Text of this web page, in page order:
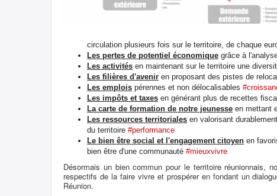
circulation plusieurs fois sur le territoire, de chaque
Les pertes de potentiel économique grâce à
Les activités en maintenant sur le territoire une
Les filières d'avenir en proposant des pistes de
Les emplois pérennes et non délocalisables
Les impôts et taxes en générant plus de recettes
La carte de formation de notre jeunesse en mettant
Les ressources territoriales en valorisant
du territoire #performance
Le bien être social et l'engagement citoyen en
bien être d'une communauté #mieuxvivre
Désormais un bien commun pour le territoire réunionnais,
respectifs de la faire vivre et prospérer en fondant un
Réunion.